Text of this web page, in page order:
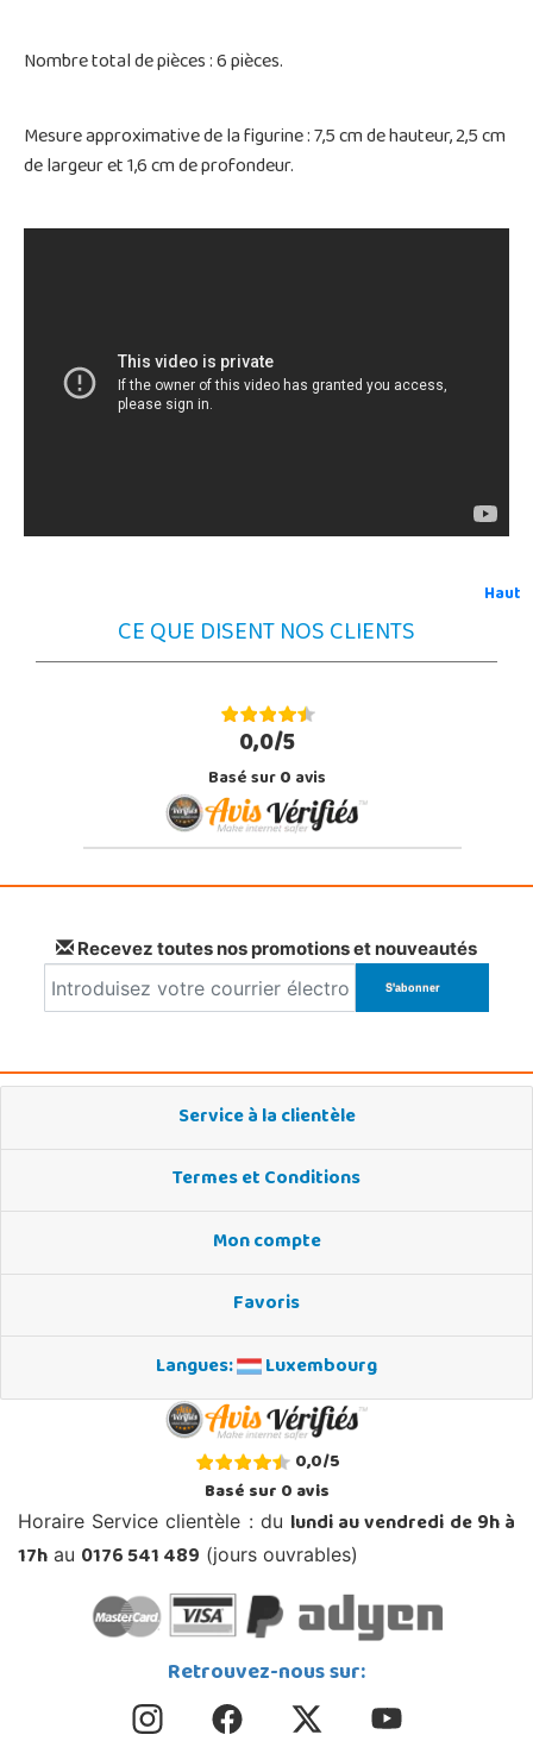
Nombre total de pièces : 6 pièces.
Mesure approximative de la figurine : 7,5 cm de hauteur, 2,5 cm
de largeur et 1,6 cm de profondeur.
Haut
CE QUE DISENT NOS CLIENTS
0,0/5
Basé sur0avis
Recevez toutes nos promotions et nouveautés
Service à la clientèle
Termes et Conditions
Mon compte
Favoris
Langues:
Luxembourg
0,0/5
Basé sur0avis
Horaire Service clientèle : du lundi au vendredi de 9h à
17h au 0176 541 489 (jours ouvrables)
Retrouvez-nous sur: